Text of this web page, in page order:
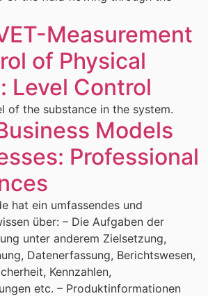
Measurement
of Physical
Level Control
of the substance in the system.
Models
Professional
hat ein umfassendes und
über: – Die Aufgaben der
unter anderem Zielsetzung,
Datenerfassung, Berichtswesen,
Kennzahlen,
etc. – Produktinformationen